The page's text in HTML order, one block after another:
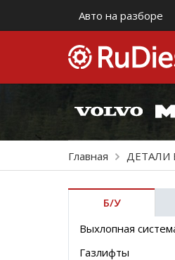
Авто на разборе
Главная ДЕТАЛИ
Б/У
Выхлопная
Газлифты